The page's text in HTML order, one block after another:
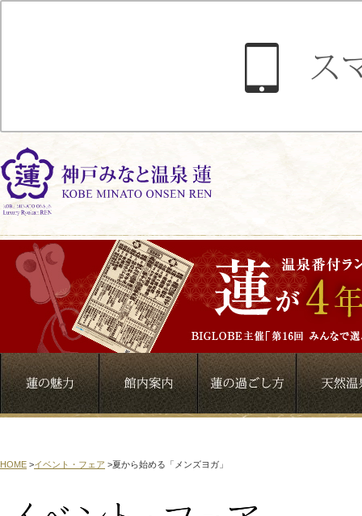
HOME >イベント・フェア >夏から始める「メンズヨガ」